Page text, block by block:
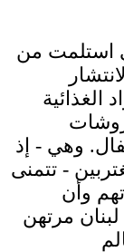
استلمت من
وهي - إذ
- تتمنى
وأن
مرتهن